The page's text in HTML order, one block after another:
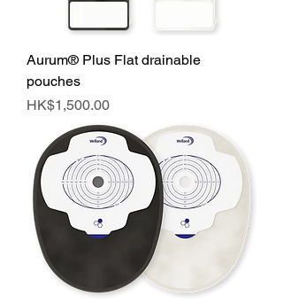
Aurum® Plus Flat drainable
pouches
價格
HK$1,500.00